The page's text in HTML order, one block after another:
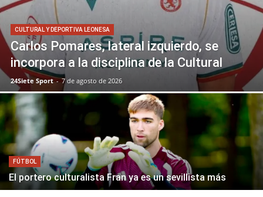
CULTURAL Y DEPORTIVA LEONESA
Carlos Pomares, lateral izquierdo, se
incorpora a la disciplina de la Cultural
24Siete Sport - 7 de agosto de 2026
FÚTBOL
El portero culturalista Fran ya es un sevillista más